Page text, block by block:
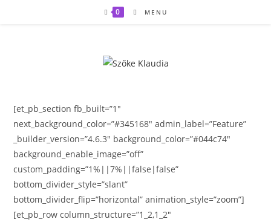
0 MENU
[et_pb_section fb_built=”1″
next_background_color=”#345168″ admin_label=”Feature”
_builder_version=”4.6.3″ background_color=”#044c74″
background_enable_image=”off”
custom_padding=”1%||7%||false|false”
bottom_divider_style=”slant”
bottom_divider_flip=”horizontal” animation_style=”zoom”]
[et_pb_row column_structure=”1_2,1_2″